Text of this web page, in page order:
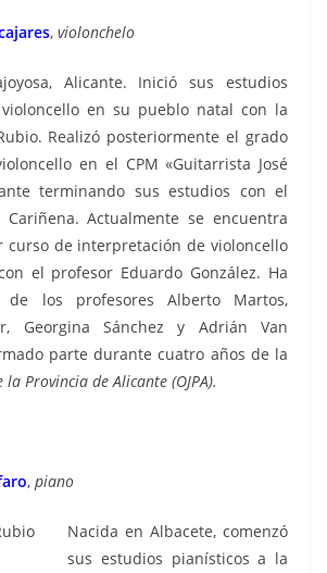
, violonchelo
Alicante. Inició sus estudios
en su pueblo natal con la
Realizó posteriormente el grado
en el CPM «Guitarrista José
terminando sus estudios con el
Actualmente se encuentra
curso de interpretación de violoncello
el profesor Eduardo González. Ha
de los profesores Alberto Martos,
Georgina Sánchez y Adrián Van
parte durante cuatro años de la
la Provincia de Alicante (OJPA).
, piano
Nacida en Albacete, comenzó
sus estudios pianísticos a la